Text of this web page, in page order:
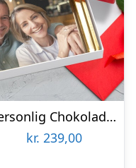
Personlig Chokoladeplade med Billede
kr. 239,00